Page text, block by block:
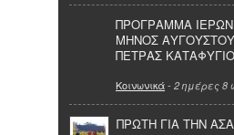
ΠΡΟΓΡΑΜΜΑ
ΜΗΝΟΣ
ΠΕΤΡΑΣ
Κοινωνικά- 2 ημέρες 8
ΠΡΩΤΗ ΓΙΑ ΤΗΝ ΑΣΑ